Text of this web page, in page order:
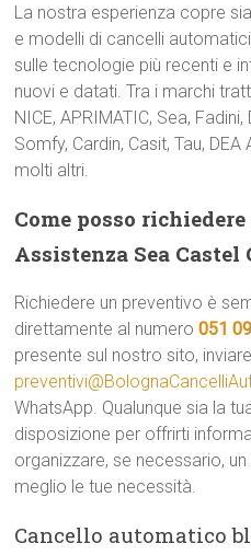
La nostra esperienza copre
e modelli di cancelli
sulle tecnologie più recenti e
nuovi e datati. Tra i marchi
NICE, APRIMATIC, Sea,
Somfy, Cardin, Casit, Tau,
molti altri.
Come posso
Assistenza Sea
Richiedere un preventivo è
direttamente al numero051
presente sul nostro sito,
WhatsApp. Qualunque sia la
disposizione per offrirti
organizzare, se necessario,
meglio le tue necessità.
Cancello automatico